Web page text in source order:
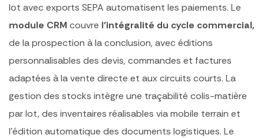
lot avec exports SEPA automatisent les paiements. Le
module CRM couvre l’intégralité du cycle commercial,
de la prospection à la conclusion, avec éditions
personnalisables des devis, commandes et factures
adaptées à la vente directe et aux circuits courts. La
gestion des stocks intègre une traçabilité colis-matière
par lot, des inventaires réalisables via mobile terrain et
l’édition automatique des documents logistiques. Le